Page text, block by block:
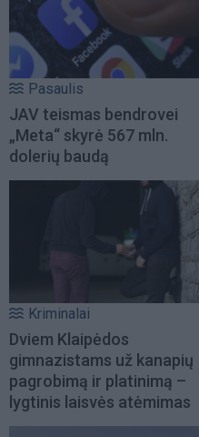
Pasaulis
JAV teismas bendrovei
„Meta“ skyrė 567 mln.
dolerių baudą
Kriminalai
Dviem Klaipėdos
gimnazistams už kanapių
pagrobimą ir platinimą –
lygtinis laisvės atėmimas